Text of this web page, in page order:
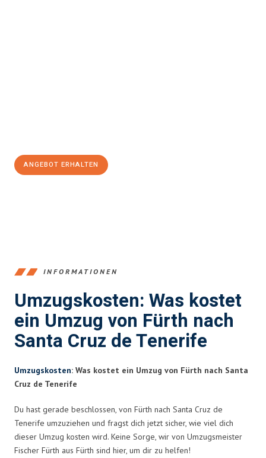
ANGEBOT ERHALTEN
INFORMATIONEN
Umzugskosten: Was kostet
ein Umzug von Fürth nach
Santa Cruz de Tenerife
Umzugskosten: Was kostet ein Umzug von Fürth nach Santa
Cruz de Tenerife
Du hast gerade beschlossen, von Fürth nach Santa Cruz de
Tenerife umzuziehen und fragst dich jetzt sicher, wie viel dich
dieser Umzug kosten wird. Keine Sorge, wir von Umzugsmeister
Fischer Fürth aus Fürth sind hier, um dir zu helfen!